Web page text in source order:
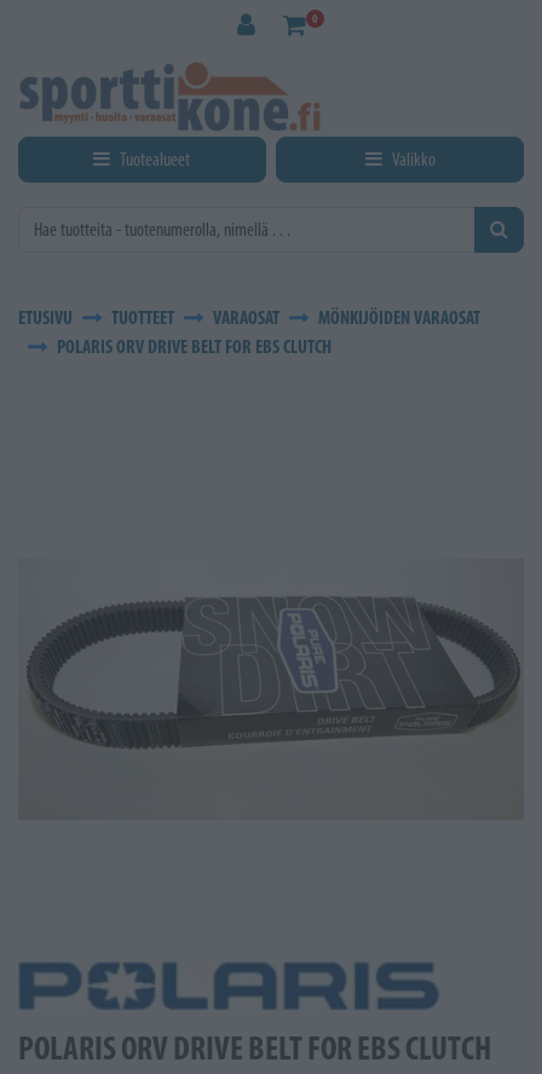
0
Tuotealueet Valikko
ETUSIVU TUOTTEET VARAOSAT
MÖNKIJÖIDEN VARAOSAT
POLARIS ORV DRIVE BELT FOR EBS CLUTCH
POLARIS ORV DRIVE BELT FOR EBS CLUTCH